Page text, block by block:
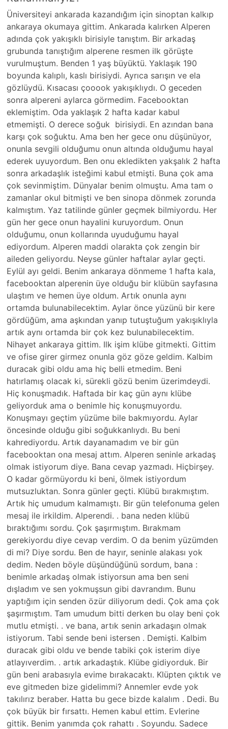
Üniversiteyi ankarada kazandığım için sinoptan kalkıp
ankaraya okumaya gittim. Ankarada kalırken Alperen
adında çok yakışıklı birisiyle tanıştım. Bir arkadaş
grubunda tanıştığım alperene resmen ilk görüşte
vurulmuştum. Benden 1 yaş büyüktü. Yaklaşık 190
boyunda kalıplı, kaslı birisiydi. Ayrıca sarışın ve ela
gözlüydü. Kısacası çooook yakışıklıydı. O geceden
sonra alpereni aylarca görmedim. Facebooktan
eklemiştim. Oda yaklaşık 2 hafta kadar kabul
etmemişti. O derece soğuk birisiydi. En azından bana
karşı çok soğuktu. Ama ben her gece onu düşünüyor,
onunla sevgili olduğumu onun altında olduğumu hayal
ederek uyuyordum. Ben onu ekledikten yakşalık 2 hafta
sonra arkadaşlık isteğimi kabul etmişti. Buna çok ama
çok sevinmiştim. Dünyalar benim olmuştu. Ama tam o
zamanlar okul bitmişti ve ben sinopa dönmek zorunda
kalmıştım. Yaz tatilinde günler geçmek bilmiyordu. Her
gün her gece onun hayalini kuruyordum. Onun
olduğumu, onun kollarında uyuduğumu hayal
ediyordum. Alperen maddi olarakta çok zengin bir
aileden geliyordu. Neyse günler haftalar aylar geçti.
Eylül ayı geldi. Benim ankaraya dönmeme 1 hafta kala,
facebooktan alperenin üye olduğu bir klübün sayfasına
ulaştım ve hemen üye oldum. Artık onunla aynı
ortamda bulunabilecektim. Aylar önce yüzünü bir kere
gördüğüm, ama aşkından yanıp tutuştuğum yakışıklıyla
artık aynı ortamda bir çok kez bulunabilecektim.
Nihayet ankaraya gittim. Ilk işim klübe gitmekti. Gittim
ve ofise girer girmez onunla göz göze geldim. Kalbim
duracak gibi oldu ama hiç belli etmedim. Beni
hatırlamış olacak ki, sürekli gözü benim üzerimdeydi.
Hiç konuşmadık. Haftada bir kaç gün aynı klübe
geliyorduk ama o benimle hiç konuşmuyordu.
Konuşmayı geçtim yüzüme bile bakmıyordu. Aylar
öncesinde olduğu gibi soğukkanlıydı. Bu beni
kahrediyordu. Artık dayanamadım ve bir gün
facebooktan ona mesaj attım. Alperen seninle arkadaş
olmak istiyorum diye. Bana cevap yazmadı. Hiçbirşey.
O kadar görmüyordu ki beni, ölmek istiyordum
mutsuzluktan. Sonra günler geçti. Klübü bırakmıştım.
Artık hiç umudum kalmamıştı. Bir gün telefonuma gelen
mesaj ile irkildim. Alperendi. . bana neden klübü
bıraktığımı sordu. Çok şaşırmıştım. Bırakmam
gerekiyordu diye cevap verdim. O da benim yüzümden
di mi? Diye sordu. Ben de hayır, seninle alakası yok
dedim. Neden böyle düşündüğünü sordum, bana :
benimle arkadaş olmak istiyorsun ama ben seni
dışladım ve sen yokmuşsun gibi davrandım. Bunu
yaptığım için senden özür diliyorum dedi. Çok ama çok
şaşırmıştım. Tam umudum bitti derken bu olay beni çok
mutlu etmişti. . ve bana, artık senin arkadaşın olmak
istiyorum. Tabi sende beni istersen . Demişti. Kalbim
duracak gibi oldu ve bende tabiki çok isterim diye
atlayıverdim. . artık arkadaştık. Klübe gidiyorduk. Bir
gün beni arabasıyla evime bırakacaktı. Klüpten çıktık ve
eve gitmeden bize gidelimmi? Annemler evde yok
takılırız beraber. Hatta bu gece bizde kalalım . Dedi. Bu
çok büyük bir fırsattı. Hemen kabul ettim. Evlerine
gittik. Benim yanımda çok rahattı . Soyundu. Sadece